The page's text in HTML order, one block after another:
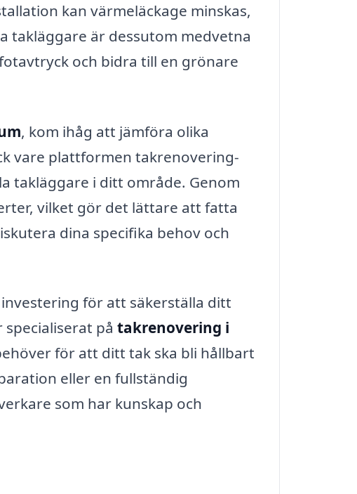
kan värmeläckage minskas,
takläggare är dessutom medvetna
och bidra till en grönare
, kom ihåg att jämföra olika
vare plattformen takrenovering-
takläggare i ditt område. Genom
vilket gör det lättare att fatta
dina specifika behov och
för att säkerställa ditt
på takrenovering i
för att ditt tak ska bli hållbart
eller en fullständig
som har kunskap och